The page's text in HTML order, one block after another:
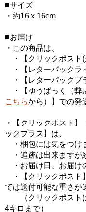
■サイズ
・約16 x 16cm
■お届け
・この商品は、
・【クリックポスト(
・【レターパックラ
・【レターパックプ
・【ゆうぱっく（弊
こちらから）】での発
・【クリックポスト
ックプラス】は、
・梱包には気をつけ
・追跡は出来ますが
・お届け日、お届け
・【クリックポスト
ては送付可能な重さが
（クリックポストは
4キロまで）